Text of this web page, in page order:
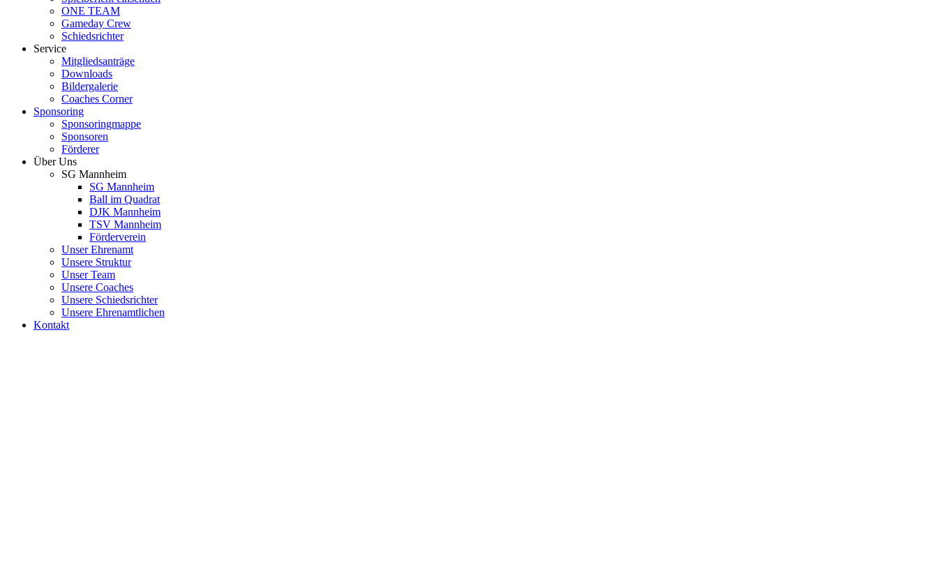
ONE TEAM
Gameday Crew
Schiedsrichter
Service
Mitgliedsanträge
Downloads
Bildergalerie
Coaches Corner
Sponsoring
Sponsoringmappe
Sponsoren
Förderer
Über Uns
SG Mannheim
SG Mannheim
Ball im Quadrat
DJK Mannheim
TSV Mannheim
Förderverein
Unser Ehrenamt
Unsere Struktur
Unser Team
Unsere Coaches
Unsere Schiedsrichter
Unsere Ehrenamtlichen
Kontakt